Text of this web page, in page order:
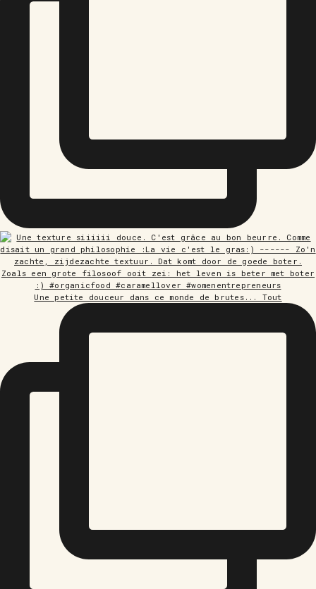
Une petite douceur dans ce monde de brutes... Tout